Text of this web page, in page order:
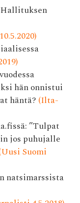
hän onnistui
häntä? (Ilta-
”Tulpat
jos puhujalle
Suomi
natsimarssista